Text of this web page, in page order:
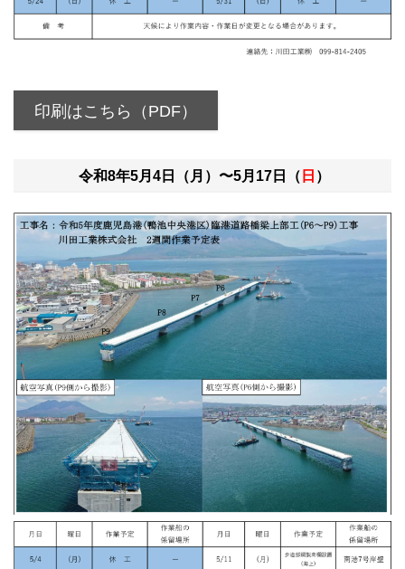
印刷はこちら（PDF）
令和8年5月4日（月）〜5月17日（ 日 ）